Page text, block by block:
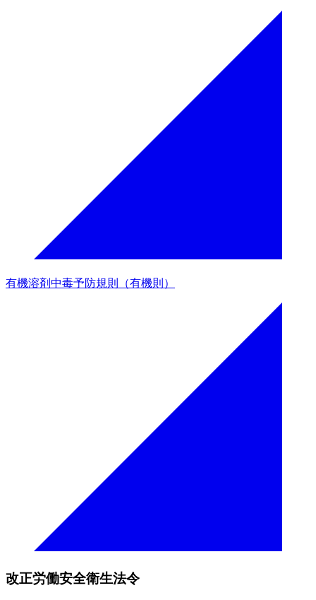
有機溶剤中毒予防規則（有機則）
改正労働安全衛生法令